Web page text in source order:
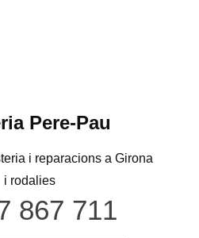
Pere-Pau
i reparacions a Girona
i rodalies